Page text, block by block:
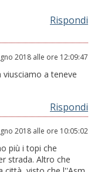
Rispondi
2018 alle ore 12:09:47
a teneve
Rispondi
2018 alle ore 10:05:02
più i topi che
strada. Altro che